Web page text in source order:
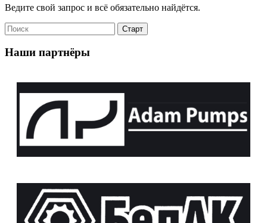
Ведите свой запрос и всё обязательно найдётся.
Наши партнёры